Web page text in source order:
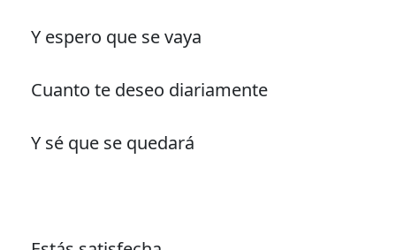
Y espero que se vaya
Cuanto te deseo diariamente
Y sé que se quedará